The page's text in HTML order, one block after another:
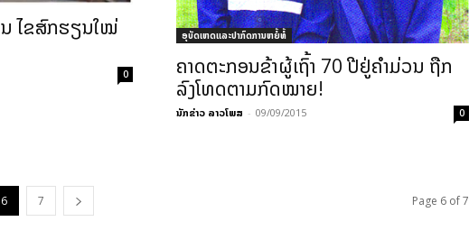
ໄຂສົກຮຽນໃໝ່
0
ອຸບັດເຫດແລະປາກົດການຫຍໍ້ທໍ້
ຄາດຕະກອນຂ້າຜູ້ເຖົ້າ 70 ປີຢູ່ຄໍາມ່ວນ ຖືກ
ລົງໂທດຕາມກົດໝາຍ!
ນັກຂ່າວ ລາວໂພສ - 09/09/2015 0
6 7 Page 6 of 7